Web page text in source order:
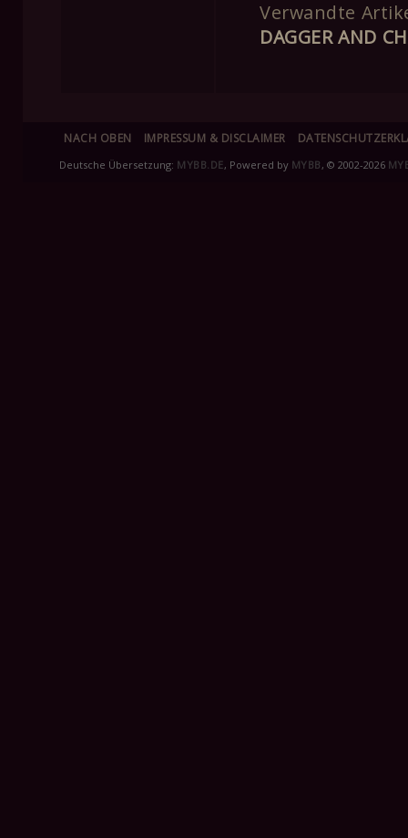
Verwandte
DAGGER AND
NACH OBEN IMPRESSUM & DISCLAIMER
Deutsche Übersetzung: MYBB.DE, Powered by MYBB , © 2002-2026